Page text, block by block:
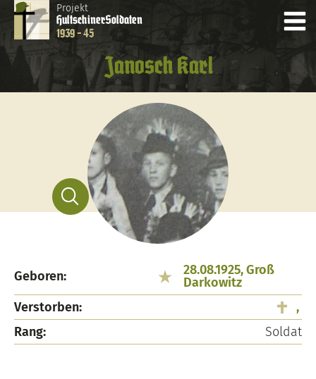
Projekt
HultschinerSoldaten
1939 - 45
Janosch Karl
Geboren:
28.08.1925, Groß
Darkowitz
Verstorben:
,
Rang:
Soldat